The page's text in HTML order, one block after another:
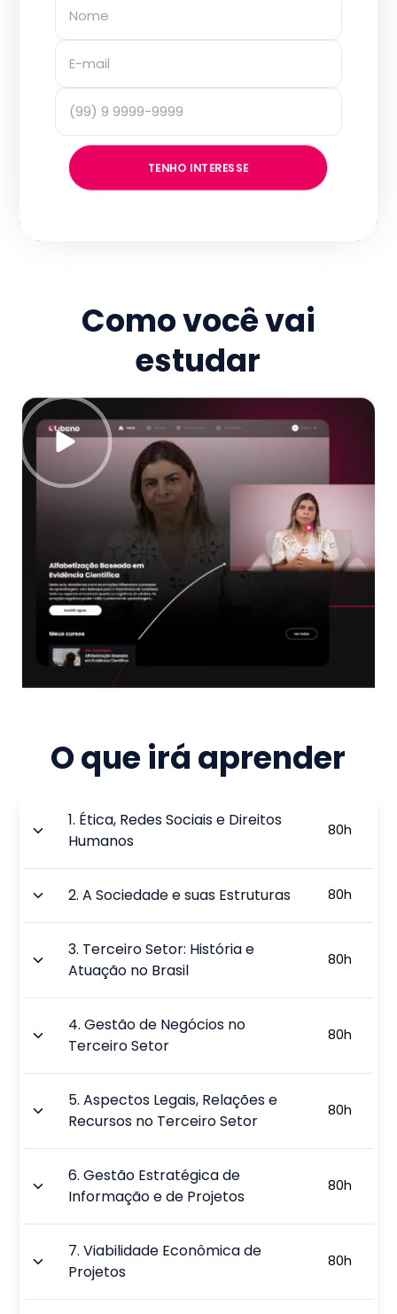
TENHO INTERESSE
Como você vai
estudar
O que irá aprender
1. Ética, Redes Sociais e Direitos
Humanos
80h
2.A Sociedade e suas Estruturas 80h
3. Terceiro Setor: História e
Atuação no Brasil
80h
4.Gestão de Negócios no
Terceiro Setor
80h
5.Aspectos Legais, Relações e
Recursos no Terceiro Setor
80h
6.Gestão Estratégica de
Informação e de Projetos
80h
7.Viabilidade Econômica de
Projetos
80h